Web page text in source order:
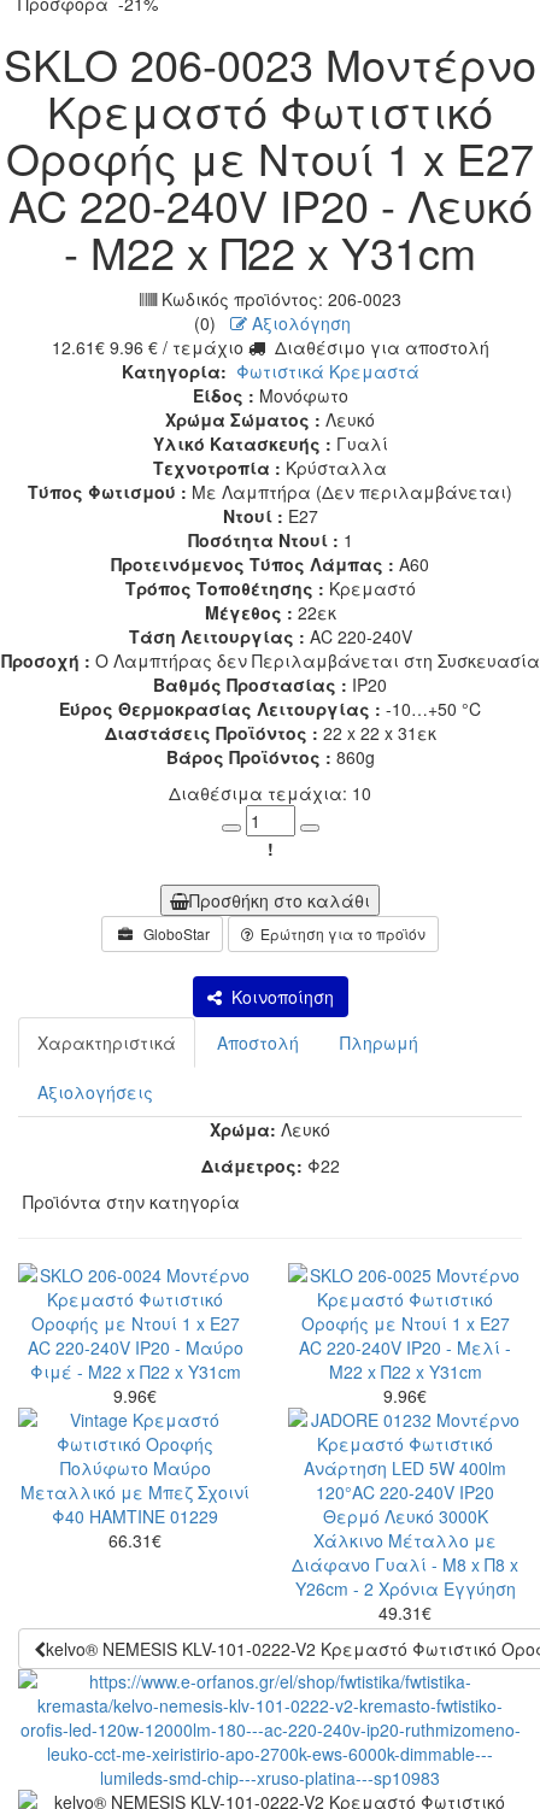
SKLO 206-0023 Μοντέρνο
Κρεμαστό Φωτιστικό
Οροφής με Ντουί 1 x E27
AC 220-240V IP20 - Λευκό
- Μ22 x Π22 x Υ31cm
Κωδικός προϊόντος: 206-0023
(0)
Αξιολόγηση
12.61€ 9.96 € / τεμάχιο
Διαθέσιμο για αποστολή
Κατηγορία: Φωτιστικά Κρεμαστά
Είδος : Μονόφωτο
Χρώμα Σώματος : Λευκό
Υλικό Κατασκευής : Γυαλί
Τεχνοτροπία : Κρύσταλλα
Τύπος Φωτισμού : Με Λαμπτήρα (Δεν περιλαμβάνεται)
Ντουί : E27
Ποσότητα Ντουί : 1
Προτεινόμενος Τύπος Λάμπας : A60
Τρόπος Τοποθέτησης : Κρεμαστό
Μέγεθος : 22εκ
Τάση Λειτουργίας : AC 220-240V
Προσοχή : Ο Λαμπτήρας δεν Περιλαμβάνεται στη Συσκευασία
Βαθμός Προστασίας : IP20
Εύρος Θερμοκρασίας Λειτουργίας : -10…+50 °C
Διαστάσεις Προϊόντος : 22 x 22 x 31εκ
Βάρος Προϊόντος : 860g
Διαθέσιμα τεμάχια: 10
Minus
Plus
!
Προσθήκη στο καλάθι
GloboStar Ερώτηση για το προϊόν
Κοινοποίηση
Χαρακτηριστικά
Αποστολή Πληρωμή
Αξιολογήσεις
Χρώμα: Λευκό
Διάμετρος: Φ22
Προϊόντα στην κατηγορία
9.96€ 9.96€
66.31€
49.31€
kelvo® NEMESIS KLV-101-0222-V2 Κρεμαστό Φωτιστικό